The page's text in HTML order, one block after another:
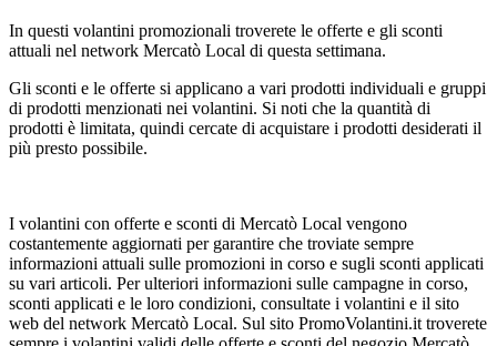
In questi volantini promozionali troverete le offerte e gli sconti
attuali nel network Mercatò Local di questa settimana.
Gli sconti e le offerte si applicano a vari prodotti individuali e gruppi
di prodotti menzionati nei volantini. Si noti che la quantità di
prodotti è limitata, quindi cercate di acquistare i prodotti desiderati il
più presto possibile.
I volantini con offerte e sconti di Mercatò Local vengono
costantemente aggiornati per garantire che troviate sempre
informazioni attuali sulle promozioni in corso e sugli sconti applicati
su vari articoli. Per ulteriori informazioni sulle campagne in corso,
sconti applicati e le loro condizioni, consultate i volantini e il sito
web del network Mercatò Local. Sul sito PromoVolantini.it troverete